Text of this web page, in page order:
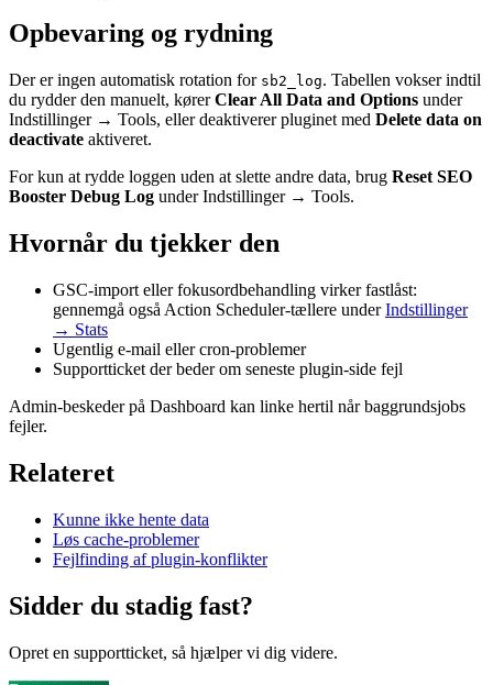
Opbevaring og rydning
Der er ingen automatisk rotation for sb2_log. Tabellen vokser indtil
du rydder den manuelt, kørerClear All Data and Options under
Indstillinger → Tools, eller deaktiverer pluginet med Delete data on
deactivate aktiveret.
For kun at rydde loggen uden at slette andre data, brug Reset SEO
Booster Debug Log under Indstillinger → Tools.
Hvornår du tjekker den
GSC-import eller fokusordbehandling virker fastlåst:
gennemgå også Action Scheduler-tællere underIndstillinger
→ Stats
Ugentlig e-mail eller cron-problemer
Supportticket der beder om seneste plugin-side fejl
Admin-beskeder på Dashboard kan linke hertil når baggrundsjobs
fejler.
Relateret
Kunne ikke hente data
Løs cache-problemer
Fejlfinding af plugin-konflikter
Sidder du stadig fast?
Opret en supportticket, så hjælper vi dig videre.